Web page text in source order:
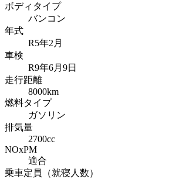
ボディタイプ
バンコン
年式
R5年2月
車検
R9年6月9日
走行距離
8000km
燃料タイプ
ガソリン
排気量
2700cc
NOxPM
適合
乗車定員（就寝人数）